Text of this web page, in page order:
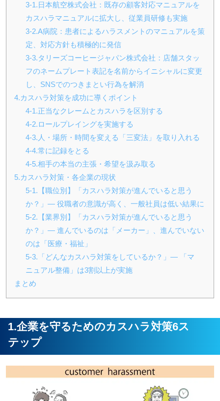
3-1.日本航空株式会社：既存の顧客対応マニュアルを
カスハラマニュアルに拡大し、従業員研修も実施
3-2.A病院：患者によるハラスメントのマニュアルを策
定、対応方針も積極的に発信
3-3.タリーズコーヒージャパン株式会社：店舗スタッ
フのネームプレート表記を名前からイニシャルに変更
し、SNSでのつきまとい行為を解消
4.カスハラ対策を成功に導くポイント
4-1.正当なクレームとカスハラを区別する
4-2.ロールプレイングを実施する
4-3.人・場所・時間を変える「三変法」を取り入れる
4-4.常に記録をとる
4-5.相手の本当の主張・希望を汲み取る
5.カスハラ対策・各企業の現状
5-1.【職位別】「カスハラ対策が進んでいると思う
か？」— 役職者の意識が高く、一般社員は低い結果に
5-2.【業界別】「カスハラ対策が進んでいると思う
か？」— 進んでいるのは「メーカー」、進んでいない
のは「医療・福祉」
5-3.「どんなカスハラ対策をしているか？」— 「マ
ニュアル整備」は3割以上が実施
まとめ
1.企業を守るためのカスハラ対策6ス
テップ